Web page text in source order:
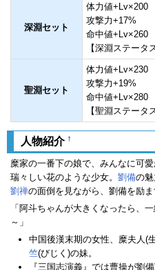
深淵セット
体力値+Lv×200
攻撃力+17%
命中値+Lv×260
【深淵ステータ
聖淵セット
体力値+Lv×230
攻撃力+19%
命中値+Lv×280
【聖淵ステータ
人物紹介 †
糜家の一番下の娘で、みんなに可
瑞々しい花のような少女。 劉備の魅
劉禅の面倒を見ながら、劉備を励ま
「阿斗ちゃんが大きくなったら、
～」
中国後漢末期の女性、糜夫人(
竺(びじく)の妹。
『三国志演義』では曹操が劉